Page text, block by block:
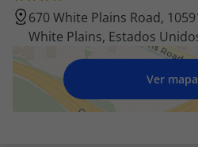
Voos
Hotéis
Voos + Hotel
670 White Plains Road,
White Plains, Estados
Ver mapa